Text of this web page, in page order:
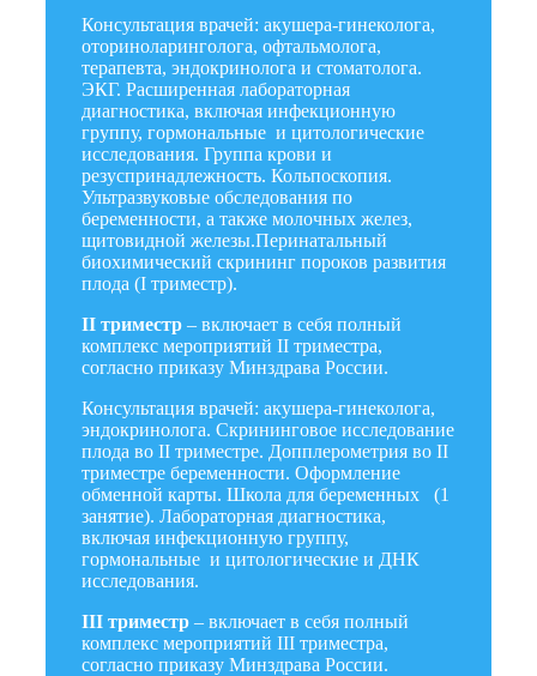
Консультация врачей: акушера-гинеколога,
оториноларинголога, офтальмолога,
терапевта, эндокринолога и стоматолога.
ЭКГ. Расширенная лабораторная
диагностика, включая инфекционную
группу, гормональные и цитологические
исследования. Группа крови и
резуспринадлежность. Кольпоскопия.
Ультразвуковые обследования по
беременности, а также молочных желез,
щитовидной железы.Перинатальный
биохимический скрининг пороков развития
плода (I триместр).
II триместр – включает в себя полный
комплекс мероприятий II триместра,
согласно приказу Минздрава России.
Консультация врачей: акушера-гинеколога,
эндокринолога. Скрининговое исследование
плода во II триместре. Допплерометрия во II
триместре беременности. Оформление
обменной карты. Школа для беременных (1
занятие). Лабораторная диагностика,
включая инфекционную группу,
гормональные и цитологические и ДНК
исследования.
III триместр – включает в себя полный
комплекс мероприятий III триместра,
согласно приказу Минздрава России.